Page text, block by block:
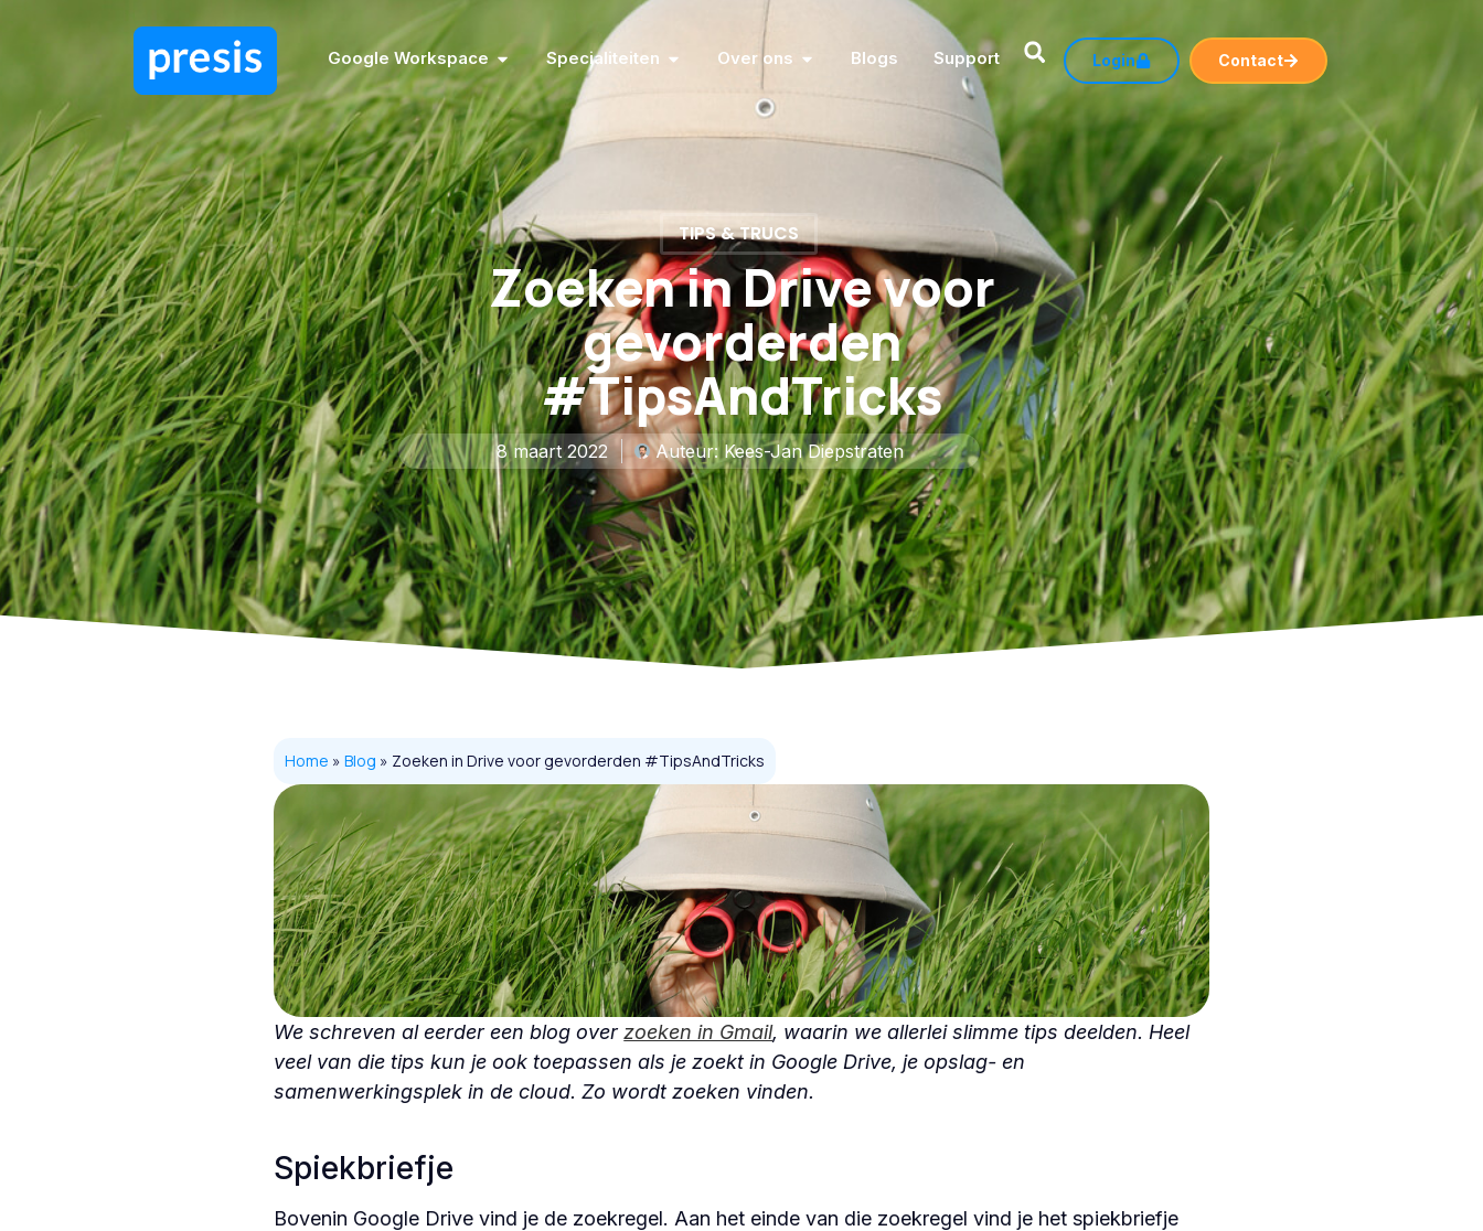
Google Workspace Specialiteiten Over ons Blogs Support Login Contact
TIPS & TRUCS
Zoeken in Drive voor
gevorderden
#TipsAndTricks
8 maart 2022 Auteur: Kees-Jan Diepstraten
Home »Blog » Zoeken in Drive voor gevorderden #TipsAndTricks
We schreven al eerder een blog overzoeken in Gmail, waarin we allerlei slimme tips deelden. Heel
veel van die tips kun je ook toepassen als je zoekt in Google Drive, je opslag- en
samenwerkingsplek in de cloud. Zo wordt zoeken vinden.
Spiekbriefje
Bovenin Google Drive vind je de zoekregel. Aan het einde van die zoekregel vind je het spiekbriefje